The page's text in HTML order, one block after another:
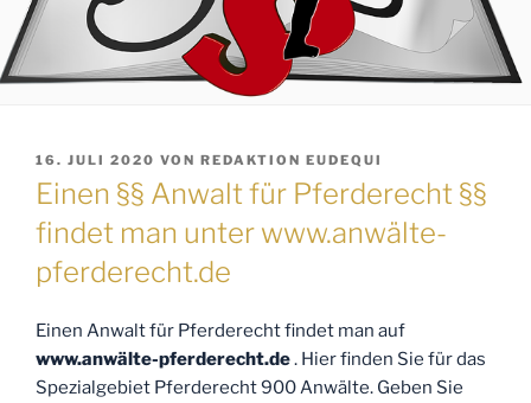
VERÖFFENTLICHT
AM
16. JULI 2020 VON REDAKTION EUDEQUI
Einen §§ Anwalt für Pferderecht §§
findet man unter www.anwälte-
pferderecht.de
Einen Anwalt für Pferderecht findet man auf
www.anwälte-pferderecht.de. Hier finden Sie für das
Spezialgebiet Pferderecht 900 Anwälte. Geben Sie